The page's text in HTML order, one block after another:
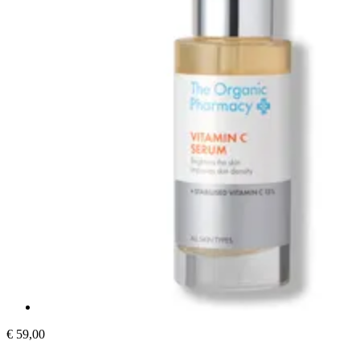
€ 59,00